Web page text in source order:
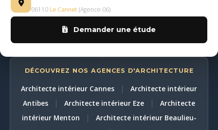
06110Le Cannet (Agence 06)
Demander une étude
DÉCOUVREZ NOS AGENCES D'ARCHITECTURE
Architecte intérieur Cannes |
Architecte intérieur
Antibes
| Architecte intérieur Eze |
Architecte
intérieur Menton
|
Architecte intérieur Beaulieu-